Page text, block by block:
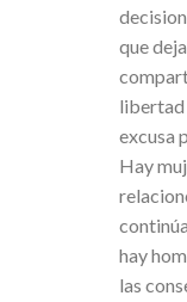
que
libertad
excusa
Hay
hay
las